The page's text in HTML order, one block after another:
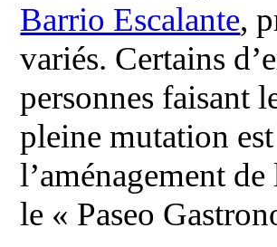
Barrio Escalante,
variés. Certains
personnes faisant
pleine mutation
l’aménagement
le « Paseo